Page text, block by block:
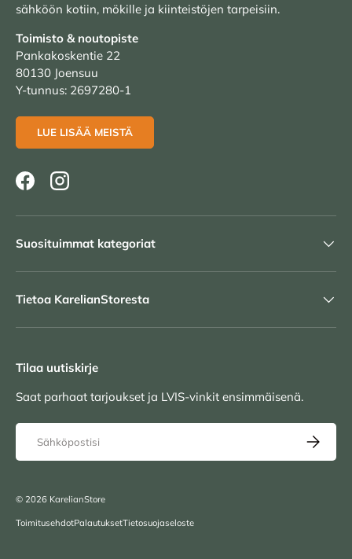
sähköön kotiin, mökille ja kiinteistöjen tarpeisiin.
Toimisto & noutopiste
Pankakoskentie 22
80130 Joensuu
Y-tunnus: 2697280-1
LUE LISÄÄ MEISTÄ
FacebookInstagram
Suosituimmat kategoriat
Tietoa KarelianStoresta
Tilaa uutiskirje
Saat parhaat tarjoukset ja LVIS-vinkit ensimmäisenä.
Sähköposti
TILAA
© 2026 KarelianStore
ToimitusehdotPalautuksetTietosuojaseloste